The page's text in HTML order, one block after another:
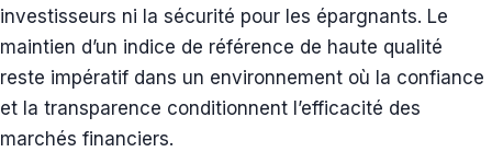
investisseurs ni la sécurité pour les épargnants. Le
maintien d’un indice de référence de haute qualité
reste impératif dans un environnement où la confiance
et la transparence conditionnent l’efficacité des
marchés financiers.